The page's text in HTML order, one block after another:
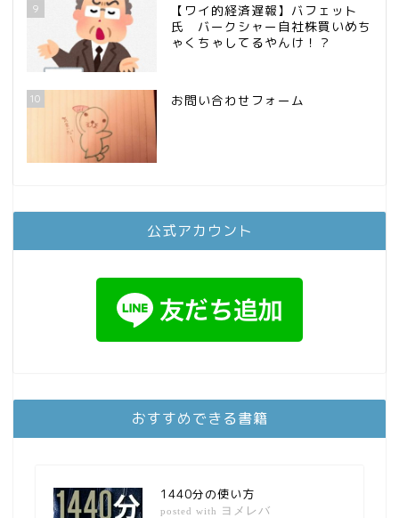
9
【ワイ的経済遅報】バフェット
氏 バークシャー自社株買いめち
ゃくちゃしてるやんけ！？
10 お問い合わせフォーム
公式アカウント
おすすめできる書籍
1440分の使い方
posted with ヨメレバ